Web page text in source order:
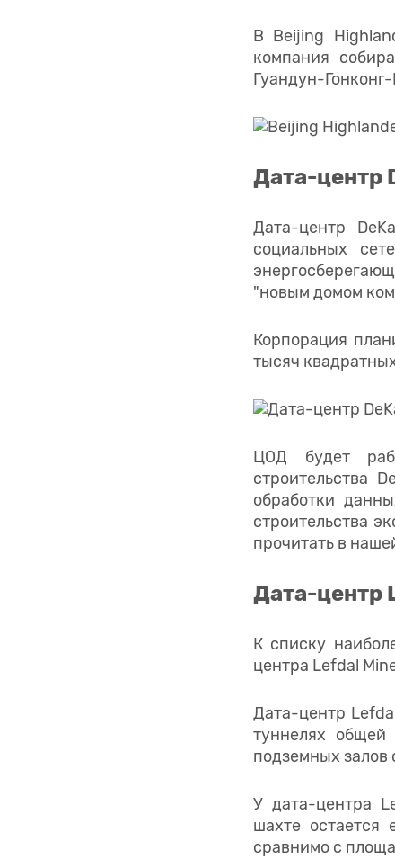
В Beijing
компания
Гуандун-
Дата-центр
Дата-центр
социальных
"новым домом
Корпорация
тысяч
ЦОД будет
строительства
обработки
строительства
прочитать в
Дата-центр
К списку
центра Lefdal
Дата-центр
туннелях
подземных залов
У дата-центра
шахте остается
сравнимо с